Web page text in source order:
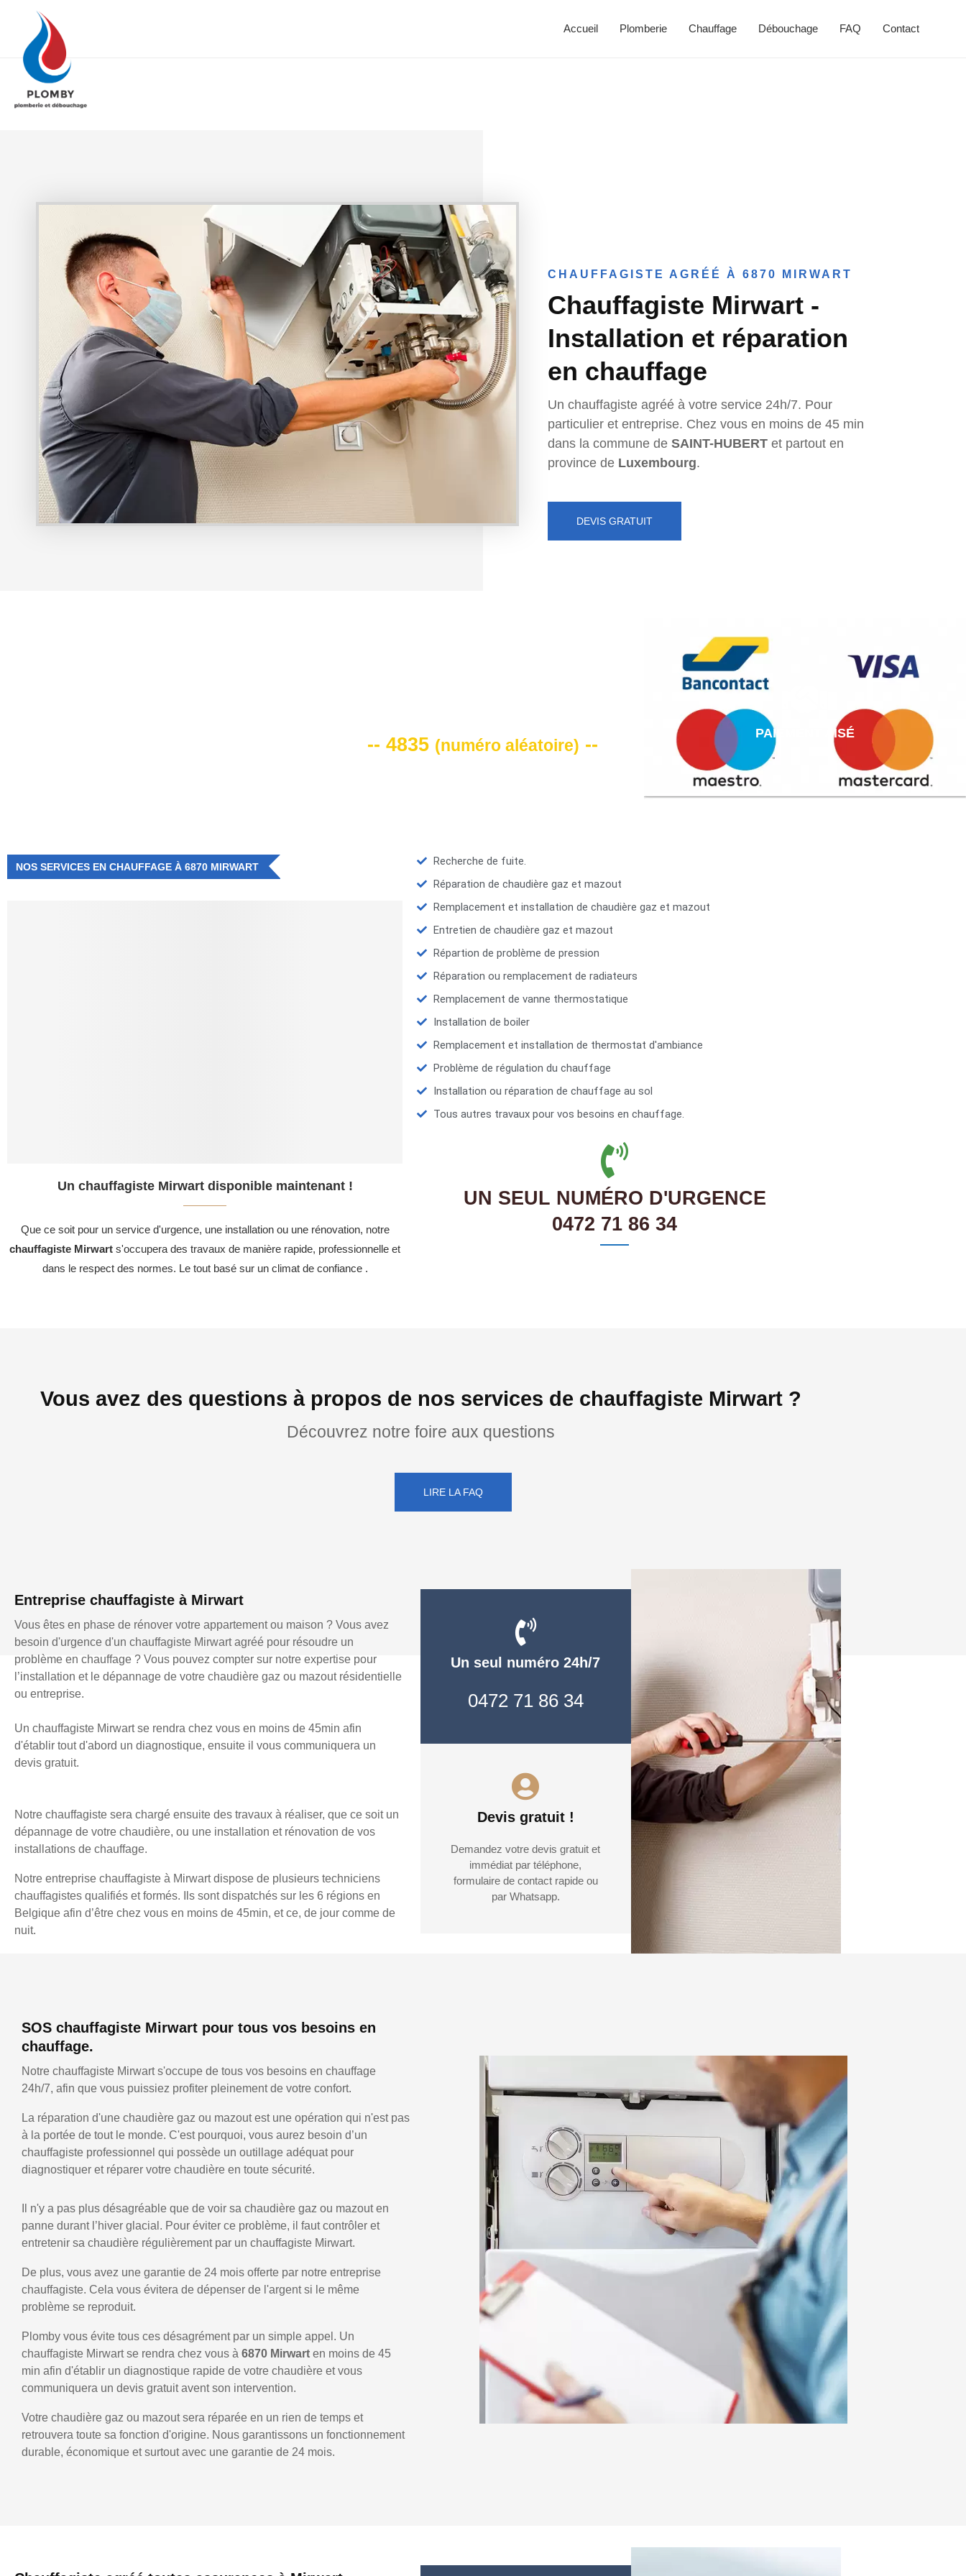
Accueil Plomberie Chauffage Débouchage FAQ Contact
CHAUFFAGISTE AGRÉÉ À 6870 MIRWART
Chauffagiste Mirwart -
Installation et réparation
en chauffage
Un chauffagiste agréé à votre service 24h/7. Pour
particulier et entreprise. Chez vous en moins de 45 min
dans la commune de SAINT-HUBERT et partout en
province de Luxembourg.
DEVIS GRATUIT
-- 4835 (numéro aléatoire) --
PAIEMENT AISÉ
NOS SERVICES EN CHAUFFAGE À 6870 MIRWART
Un chauffagiste Mirwart disponible maintenant !
Que ce soit pour un service d'urgence, une installation ou une rénovation, notre
chauffagiste Mirwart s'occupera des travaux de manière rapide, professionnelle et
dans le respect des normes. Le tout basé sur un climat de confiance .
Recherche de fuite.
Réparation de chaudière gaz et mazout
Remplacement et installation de chaudière gaz et mazout
Entretien de chaudière gaz et mazout
Répartion de problème de pression
Réparation ou remplacement de radiateurs
Remplacement de vanne thermostatique
Installation de boiler
Remplacement et installation de thermostat d'ambiance
Problème de régulation du chauffage
Installation ou réparation de chauffage au sol
Tous autres travaux pour vos besoins en chauffage.
UN SEUL NUMÉRO D'URGENCE
0472 71 86 34
Vous avez des questions à propos de nos services de chauffagiste Mirwart ?
Découvrez notre foire aux questions
LIRE LA FAQ
Entreprise chauffagiste à Mirwart
Vous êtes en phase de rénover votre appartement ou maison ? Vous avez
besoin d'urgence d'un chauffagiste Mirwart agréé pour résoudre un
problème en chauffage ? Vous pouvez compter sur notre expertise pour
l’installation et le dépannage de votre chaudière gaz ou mazout résidentielle
ou entreprise.
Un chauffagiste Mirwart se rendra chez vous en moins de 45min afin
d'établir tout d'abord un diagnostique, ensuite il vous communiquera un
devis gratuit.
Notre chauffagiste sera chargé ensuite des travaux à réaliser, que ce soit un
dépannage de votre chaudière, ou une installation et rénovation de vos
installations de chauffage.
Notre entreprise chauffagiste à Mirwart dispose de plusieurs techniciens
chauffagistes qualifiés et formés. Ils sont dispatchés sur les 6 régions en
Belgique afin d’être chez vous en moins de 45min, et ce, de jour comme de
nuit.
Un seul numéro 24h/7
0472 71 86 34
Devis gratuit !
Demandez votre devis gratuit et
immédiat par téléphone,
formulaire de contact rapide ou
par Whatsapp.
SOS chauffagiste Mirwart pour tous vos besoins en
chauffage.
Notre chauffagiste Mirwart s'occupe de tous vos besoins en chauffage
24h/7, afin que vous puissiez profiter pleinement de votre confort.
La réparation d'une chaudière gaz ou mazout est une opération qui n'est pas
à la portée de tout le monde. C'est pourquoi, vous aurez besoin d’un
chauffagiste professionnel qui possède un outillage adéquat pour
diagnostiquer et réparer votre chaudière en toute sécurité.
Il n'y a pas plus désagréable que de voir sa chaudière gaz ou mazout en
panne durant l’hiver glacial. Pour éviter ce problème, il faut contrôler et
entretenir sa chaudière régulièrement par un chauffagiste Mirwart.
De plus, vous avez une garantie de 24 mois offerte par notre entreprise
chauffagiste. Cela vous évitera de dépenser de l'argent si le même
problème se reproduit.
Plomby vous évite tous ces désagrément par un simple appel. Un
chauffagiste Mirwart se rendra chez vous à 6870 Mirwart en moins de 45
min afin d'établir un diagnostique rapide de votre chaudière et vous
communiquera un devis gratuit avent son intervention.
Votre chaudière gaz ou mazout sera réparée en un rien de temps et
retrouvera toute sa fonction d'origine. Nous garantissons un fonctionnement
durable, économique et surtout avec une garantie de 24 mois.